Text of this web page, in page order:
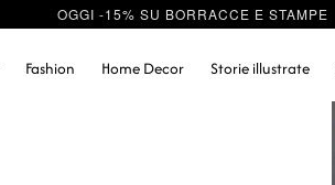
OGGI -15% SU BORRACCE E STAMPE
Fashion Home Decor Storie illustrate